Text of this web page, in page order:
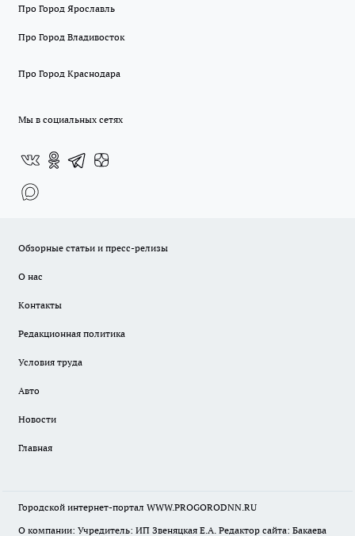
Про Город Ярославль
Про Город Владивосток
Про Город Краснодара
Мы в социальных сетях
Обзорные статьи и пресс-релизы
О нас
Контакты
Редакционная политика
Условия труда
Авто
Новости
Главная
Городской интернет-портал WWW.PROGORODNN.RU
О компании: Учредитель: ИП Звеняцкая Е.А. Редактор сайта: Бакаева